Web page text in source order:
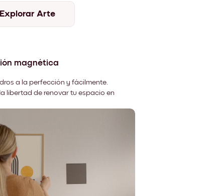
Explorar Arte
magnética
a la perfección y fácilmente.
libertad de renovar tu espacio en